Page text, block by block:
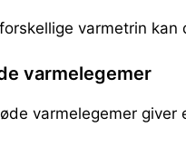
varmetrin
varmelegemer
varmelegemer